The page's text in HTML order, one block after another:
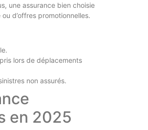
une assurance bien choisie
d’offres promotionnelles.
lors de déplacements
non assurés.
en 2025